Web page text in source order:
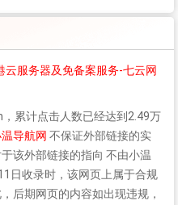
服务器及免备案服务-七云网
累计点击人数已经达到2.49万
导航网 不保证外部链接的实
该外部链接的指向 不由小温
日收录时，该网页上属于合规
后期网页的内容如出现违规，